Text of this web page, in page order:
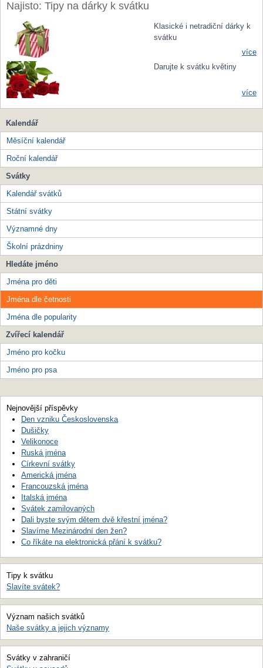
Najisto: Tipy na dárky k svátku
Klasické i netradiční dárky k
svátku
více
Darujte k svátku květiny
více
Kalendář
Měsíční kalendář
Roční kalendář
Svátky
Kalendář svátků
Státní svátky
Významné dny
Školní prázdniny
Hledáte jméno
Jména pro děti
Jména dle četnosti
Jména dle popularity
Zvířecí kalendář
Jméno pro kočku
Jméno pro psa
Nejnovější příspěvky
Den vzniku Československa
Dušičky
Velikonoce
Ruská jména
Církevní svátky
Americká jména
Francouzská jména
Italská jména
Svátek zamilovaných
Dali byste svým dětem dvě křestní jména?
Slavíme Mezinárodní den žen?
Co říkáte na elektronická přání k svátku?
Tipy k svátku
Slavíte svátek?
Význam našich svátků
Naše svátky a jejich významy
Svátky v zahraničí